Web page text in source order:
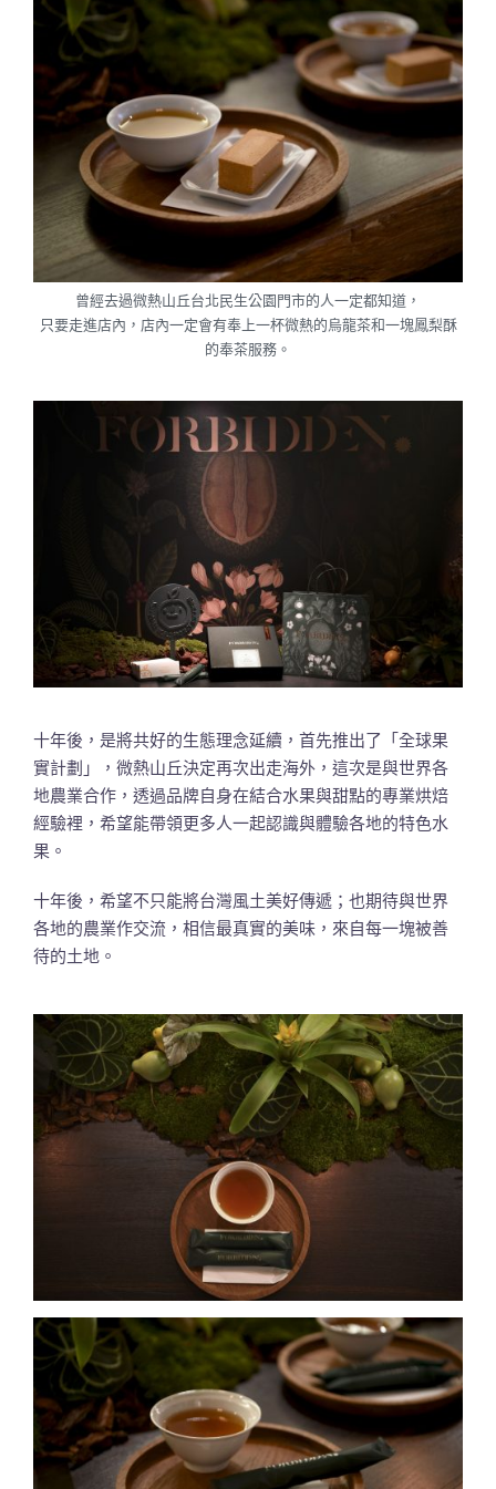
曾經去過微熱山丘台北民生公園門市的人一定都知道，
只要走進店內，店內一定會有奉上一杯微熱的烏龍茶和一塊鳳梨酥
的奉茶服務。
十年後，是將共好的生態理念延續，首先推出了「全球果
實計劃」，微熱山丘決定再次出走海外，這次是與世界各
地農業合作，透過品牌自身在結合水果與甜點的專業烘焙
經驗裡，希望能帶領更多人一起認識與體驗各地的特色水
果。
十年後，希望不只能將台灣風土美好傳遞；也期待與世界
各地的農業作交流，相信最真實的美味，來自每一塊被善
待的土地。